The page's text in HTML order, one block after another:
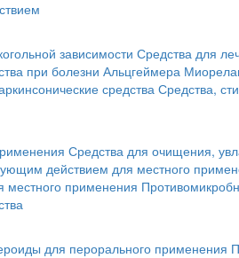
зависимости Средства для
при болезни Альцгеймера
средства Средства,
Средства для очищения,
действием для местного
применения
для перорального применения